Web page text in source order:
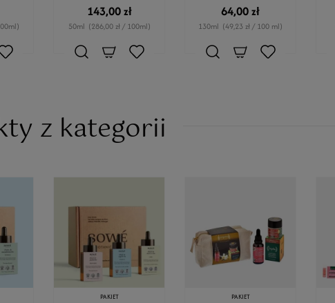
143,00 zł
50ml (286,00 zł / 100ml)
64,00 zł
130ml (49,23 zł / 100 ml)
z kategorii
PAKIET PAKIET